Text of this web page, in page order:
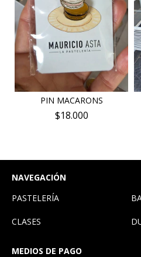
PIN MACARONS
$18.000
NAVEGACIÓN
PASTELERÍA
CLASES
MEDIOS DE PAGO